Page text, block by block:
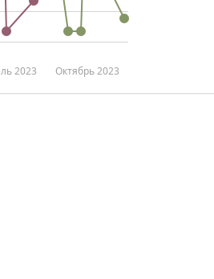
2023 Октябрь 2023